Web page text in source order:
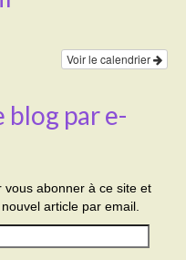
Voir le calendrier
blog par e-
vous abonner à ce site et
article par email.